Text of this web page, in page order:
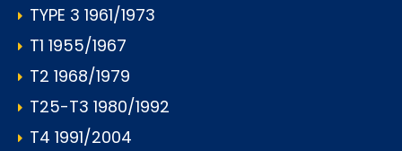
TYPE 3 1961/1973
T1 1955/1967
T2 1968/1979
T25-T3 1980/1992
T4 1991/2004